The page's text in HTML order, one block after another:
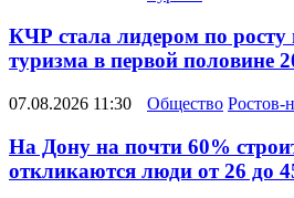
КЧР стала лидером по росту
туризма в первой половине
07.08.2026 11:30 Общество Ростов-
На Дону на почти 60%
откликаются люди от 26 до